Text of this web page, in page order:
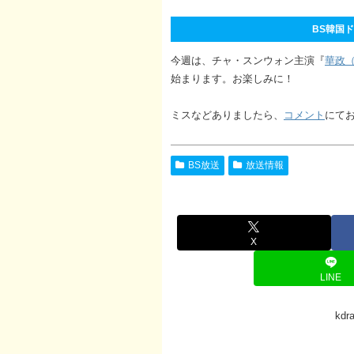
BS韓国
今週は、チャ・スンウォン主演『華政
始まります。お楽しみに！
ミスなどありましたら、 コメント にて
BS放送 放送情報
X
LINE